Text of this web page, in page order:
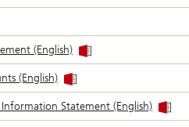
(English)
(English)
Statement (English)